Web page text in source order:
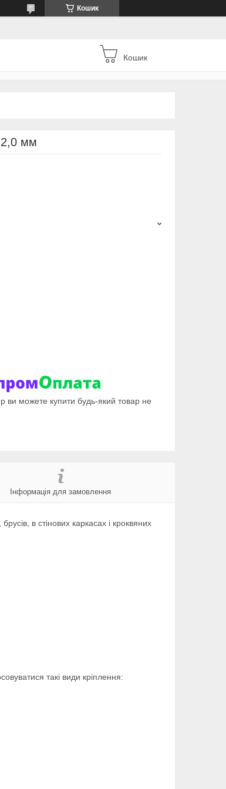
Кошик
Кошик
2,0 мм
ви можете купити будь-який товар не
Інформація для замовлення
в стінових каркасах і кроквяних
такі види кріплення: